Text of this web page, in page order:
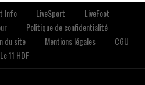
Info LiveSport
LiveFoot
Politique de confidentialité
du site
Mentions légales
CGU
Le 11 HDF